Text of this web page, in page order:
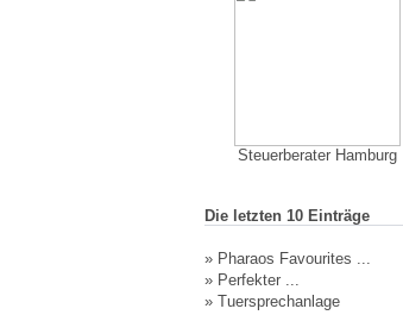
Steuerberater Hamburg
Die letzten 10 Einträge
» Pharaos Favourites ...
» Perfekter ...
» Tuersprechanlage